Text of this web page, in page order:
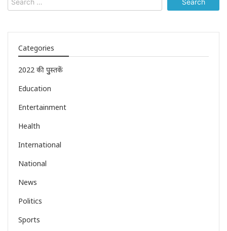
Categories
2022 की पुुस्तकें
Education
Entertainment
Health
International
National
News
Politics
Sports